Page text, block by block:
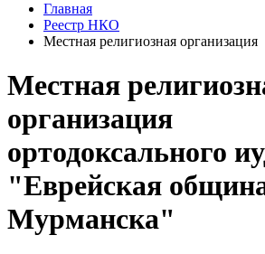
Главная
Реестр НКО
Местная религиозная организация
Местная
организация
ортодоксального
"Еврейская
Мурманска"